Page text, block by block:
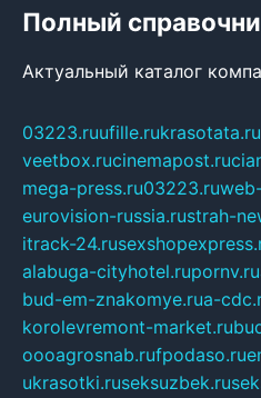
Полный
Актуальный каталог
03223.ruufille.rukrasotata.ru
veetbox.rucinemapost.ru
mega-press.ru03223.ru
eurovision-russia.rustrah-
itrack-24.ru
alabuga-cityhotel.rupornv.ru
bud-em-znakomye.rua-
korolevremont-market.ru
oooagrosnab.rufpodaso.ru
ukrasotki.ruseksuzbek.ru